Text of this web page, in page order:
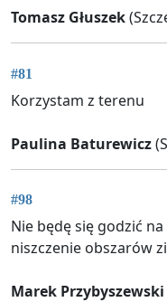
Tomasz Głuszek
#81
Korzystam z terenu
Paulina Baturewicz
#98
Nie będę się godzić
niszczenie obszarów
Marek Przybyszewski